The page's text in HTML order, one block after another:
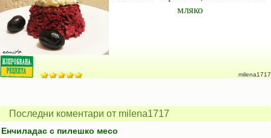
мляко
milena1717
Последни коментари от milena1717
Енчиладас с пилешко месо